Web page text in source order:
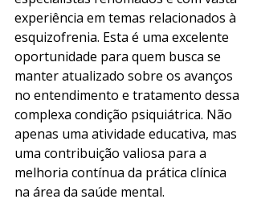
experiência em temas relacionados à
esquizofrenia. Esta é uma excelente
oportunidade para quem busca se
manter atualizado sobre os avanços
no entendimento e tratamento dessa
complexa condição psiquiátrica. Não
apenas uma atividade educativa, mas
uma contribuição valiosa para a
melhoria contínua da prática clínica
na área da saúde mental.